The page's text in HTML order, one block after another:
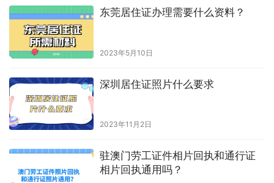
东莞居住证办理需要什么资料？
2023年5月10日
深圳居住证照片什么要求
2023年11月2日
驻澳门劳工证件相片回执和通行证
相片回执通用吗？